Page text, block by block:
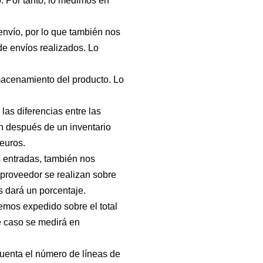
por lo que también nos
envíos realizados. Lo
del producto. Lo
diferencias entre las
después de un inventario
también nos
se realizan sobre
dará un porcentaje.
expedido sobre el total
se medirá en
el número de líneas de